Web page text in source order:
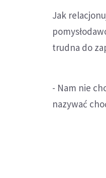
Jak
trudna do
- Nam nie
nazywać